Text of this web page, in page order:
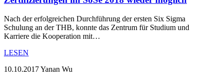
Nach der erfolgreichen Durchführung der ersten Six Sigma
Schulung an der THB, konnte das Zentrum für Studium und
Karriere die Kooperation mit…
LESEN
10.10.2017Yanan Wu